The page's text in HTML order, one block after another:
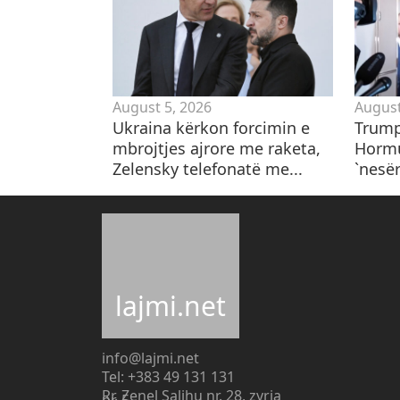
August 5, 2026
Ukraina kërkon forcimin e
mbrojtjes ajrore me raketa,
Zelensky telefonatë me...
lajmi.net
info@lajmi.net
Tel: +383 49 131 131
Rr. Zenel Salihu nr. 28, zyrja